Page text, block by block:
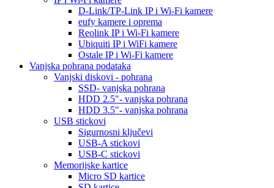
D-Link/TP-Link IP i Wi-Fi kamere
eufy kamere i oprema
Reolink IP i Wi-Fi kamere
Ubiquiti IP i WiFi kamere
Ostale IP i Wi-Fi kamere
Vanjska pohrana podataka
Vanjski diskovi - pohrana
SSD- vanjska pohrana
HDD 2.5"- vanjska pohrana
HDD 3.5"- vanjska pohrana
USB stickovi
Sigurnosni ključevi
USB-A stickovi
USB-C stickovi
Memorijske kartice
Micro SD kartice